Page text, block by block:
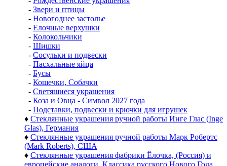
- Звери и птицы
- Новогоднее застолье
- Елочные верхушки
- Колокольчики
- Шишки
- Сосульки и подвески
- Пасхальные яйца
- Бусы
- Кошечки, Собачки
- Светящиеся украшения
- Коза и Овца - Символ 2027 года
- Подставки, подвески и крючки для игрушек
♦ Стеклянные украшения ручной работы Инге Глас (Inge
Glas), Германия
♦ Стеклянные украшения ручной работы Марк Робертс
(Mark Roberts), США
♦ Стеклянные украшения фабрики Ёлочка, (Россия) и
европейские аналоги. Классика русского Нового Года